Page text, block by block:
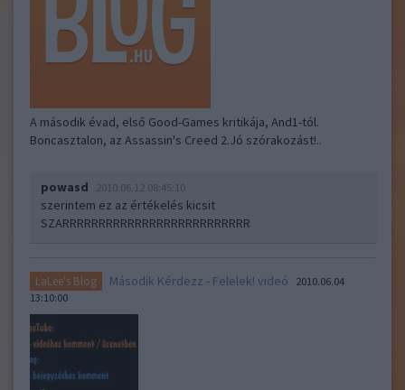
A második évad, első Good-Games kritikája, And1-tól.
Boncasztalon, az Assassin's Creed 2.Jó szórakozást!..
powasd 2010.06.12 08:45:10
szerintem ez az értékelés kicsit
SZARRRRRRRRRRRRRRRRRRRRRRRRRR
LaLee's Blog Második Kérdezz - Felelek! videó
2010.06.04
13:10:00